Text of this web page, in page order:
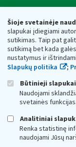
Šioje svetainėje
slapukai įdiegiami
sutikimas. Taip pat
sutikimą bet kada
nustatymus ir
Slapukų politika
;
Būtinieji slapukai
Naudojami
svetainės
Analitiniai
Renka statistinę
naudojami Jūsų
Respublikos
Biudžetinė įstaiga.
adresas: Vasario 16-
vmi@vmi.lt, E.
Duomenys apie
Respublikos finansų